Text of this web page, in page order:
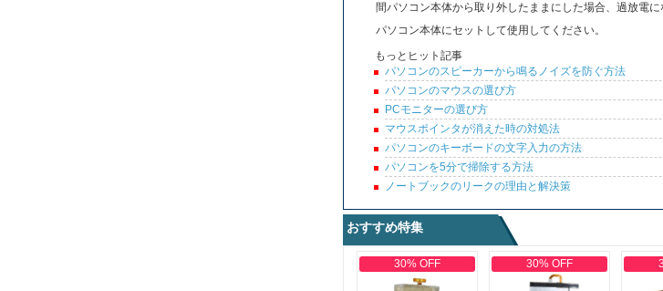
間パソコン本体から取り外したままにした場合、過放電
パソコン本体にセットして使用してください。
もっとヒット記事
パソコンのスピーカーから鳴るノイズを防ぐ方法
パソコンのマウスの選び方
PCモニターの選び方
マウスポインタが消えた時の対処法
パソコンのキーボードの文字入力の方法
パソコンを5分で掃除する方法
ノートブックのリークの理由と解決策
おすすめ特集
30% OFF 30% OFF